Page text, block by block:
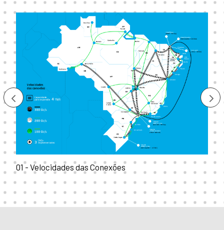
01 - Velocidades das Conexões